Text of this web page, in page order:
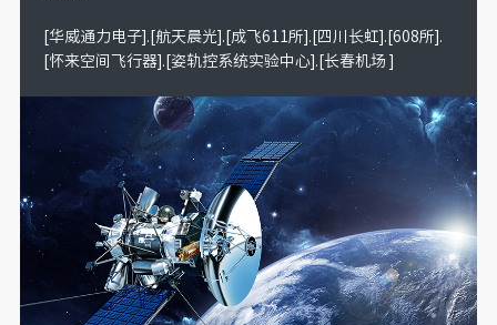
[华威通力电子].[航天晨光].[成飞611所].[四川长虹].[608所].
[怀来空间飞行器].[姿轨控系统实验中心].[长春机场 ]